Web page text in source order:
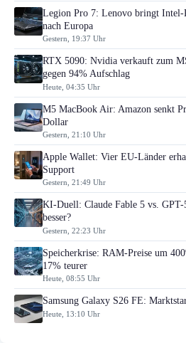
Legion Pro 7: Lenovo bringt
nach Europa
Gestern, 19:37 Uhr
RTX 5090: Nvidia verkauft zum
gegen 94% Aufschlag
Heute, 04:35 Uhr
M5 MacBook Air: Amazon senkt
Dollar
Gestern, 21:10 Uhr
Apple Wallet: Vier EU-Länder
Support
Gestern, 21:49 Uhr
KI-Duell: Claude Fable 5 vs.
besser?
Gestern, 22:23 Uhr
Speicherkrise: RAM-Preise um
17% teurer
Heute, 08:55 Uhr
Samsung Galaxy S26 FE:
Heute, 13:10 Uhr